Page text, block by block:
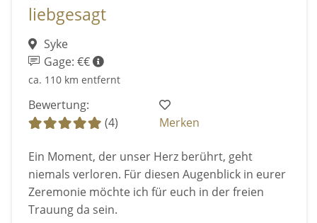
liebgesagt
Syke
Gage: €€
ca. 110 km entfernt
Bewertung:
(4)
Merken
Ein Moment, der unser Herz berührt, geht
niemals verloren. Für diesen Augenblick in eurer
Zeremonie möchte ich für euch in der freien
Trauung da sein.